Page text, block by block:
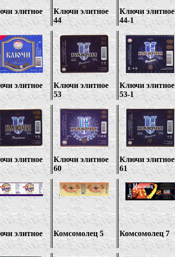
элитное
Ключи элитное
44
Ключи элитное
44-1
элитное
Ключи элитное
53
Ключи элитное
53-1
элитное
Ключи элитное
60
Ключи элитное
61
элитное
Комсомолец 5 Комсомолец 7